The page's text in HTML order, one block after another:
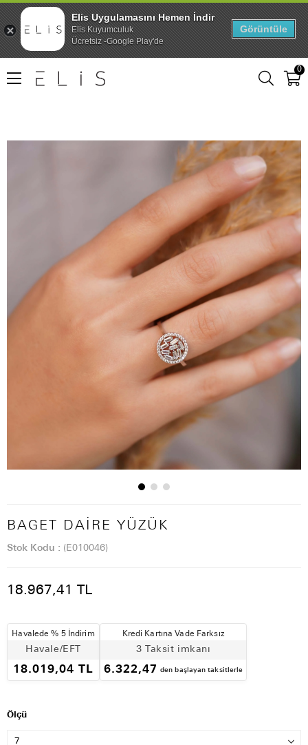
0
BAGET DAIRE YÜZÜK
Stok Kodu (E010046)
18.967,41 TL
Havalede % 5 İndirim
Havale/EFT
18.019,04 TL
Kredi Kartına Vade Farksız
3 Taksit imkanı
6.322,47 den başlayan taksitlerle
Ölçü
Elis Uygulamasını Hemen İndir
Elis Kuyumculuk
Ücretsiz -Google Play'de
Görüntüle